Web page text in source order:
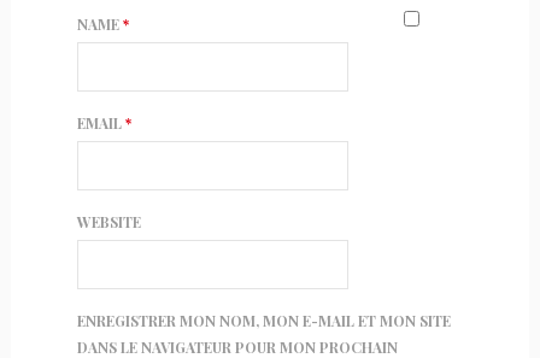
NAME*
EMAIL*
WEBSITE
ENREGISTRER MON NOM, MON E-MAIL ET MON SITE
DANS LE NAVIGATEUR POUR MON PROCHAIN